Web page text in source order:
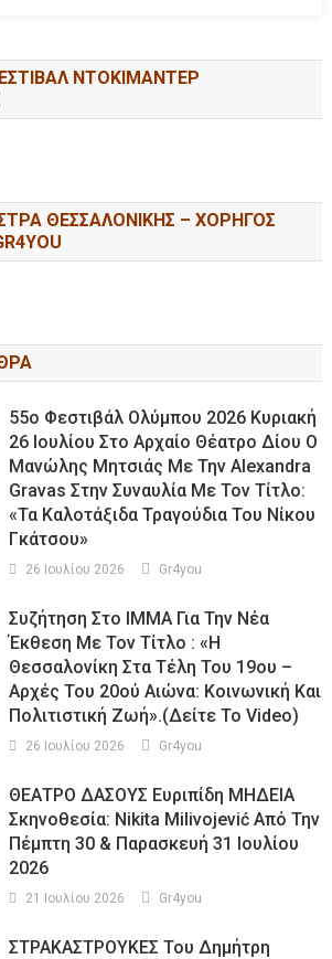
ΝΤΟΚΙΜΑΝΤΕΡ
ΘΕΣΣΑΛΟΝΙΚΗΣ – ΧΟΡΗΓΟΣ
55ο Φεστιβάλ Ολύμπου 2026 Κυριακή
26 Ιουλίου Στο Αρχαίο Θέατρο Δίου Ο
Μανώλης Μητσιάς Με Την Alexandra
Gravas Στην Συναυλία Με Τον Τίτλο:
«τα Καλοτάξιδα Τραγούδια Του Νίκου
Γκάτσου»
26 Ιουλίου 2026 Gr4you
Συζήτηση Στο ΙΜΜΑ Για Την Νέα
Έκθεση Με Τον Τίτλο : «Η
Θεσσαλονίκη Στα Τέλη Του 19ου –
Αρχές Του 20ού Αιώνα: Κοινωνική Και
Πολιτιστική Ζωή».(Δείτε Το Video)
26 Ιουλίου 2026 Gr4you
ΘΕΑΤΡΟ ΔΑΣΟΥΣ Ευριπίδη ΜΗΔΕΙΑ
Σκηνοθεσία: Nikita Milivojević Από Την
Πέμπτη 30 & Παρασκευή 31 Ιουλίου
2026
21 Ιουλίου 2026 Gr4you
ΣΤΡΑΚΑΣΤΡΟΥΚΕΣ Του Δημήτρη